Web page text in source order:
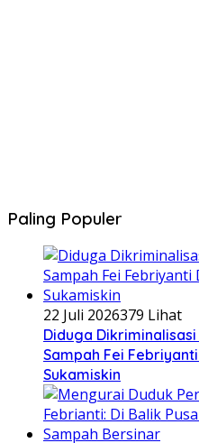
Paling Populer
22 Juli 2026379 Lihat
Diduga
Sampah Fei
Sukamiskin